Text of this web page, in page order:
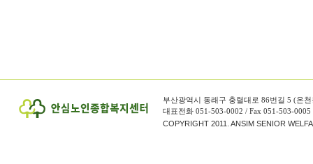
부산광역시 동래구 충렬대로 86번길 5 (온천
대표전화 051-503-0002 / Fax 051-503-0005
COPYRIGHT 2011. ANSIM SENIOR